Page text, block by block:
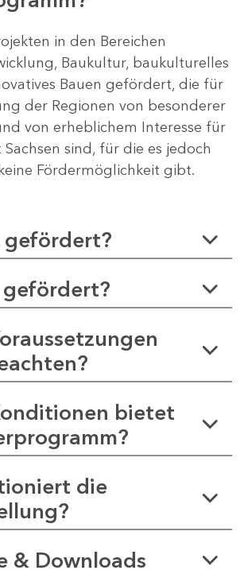
in den Bereichen
Baukultur, baukulturelles
Bauen gefördert, die für
der Regionen von besonderer
von erheblichem Interesse für
sind, für die es jedoch
Fördermöglichkeit gibt.
gefördert?
bietet
die
& Downloads